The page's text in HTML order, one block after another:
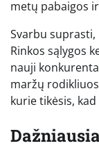
metų pabaigos
Svarbu
Rinkos sąlygos
nauji
maržų
kurie tikėsis,